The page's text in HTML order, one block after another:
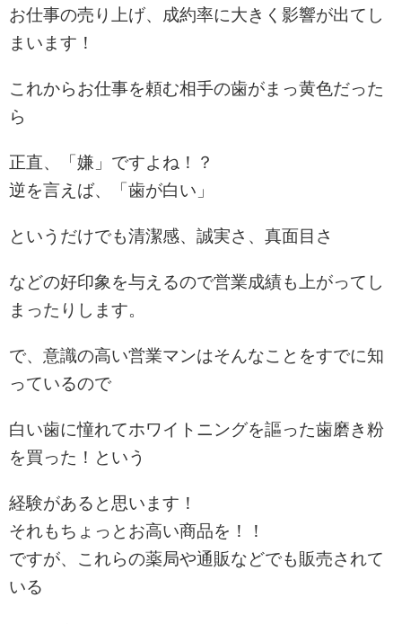
お仕事の売り上げ、成約率に大きく影響が出てし
まいます！
これからお仕事を頼む相手の歯がまっ黄色だった
ら
正直、「嫌」ですよね！？
逆を言えば、「歯が白い」
というだけでも清潔感、誠実さ、真面目さ
などの好印象を与えるので営業成績も上がってし
まったりします。
で、意識の高い営業マンはそんなことをすでに知
っているので
白い歯に憧れてホワイトニングを謳った歯磨き粉
を買った！という
経験があると思います！
それもちょっとお高い商品を！！
ですが、これらの薬局や通販などでも販売されて
いる